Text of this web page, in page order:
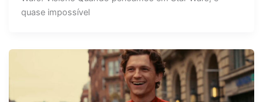
quase impossível